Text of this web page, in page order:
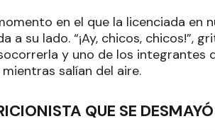
en el que la licenciada
a su lado. “¡Ay, chicos, chicos!”,
y uno de los integrantes
salían del aire.
QUE SE